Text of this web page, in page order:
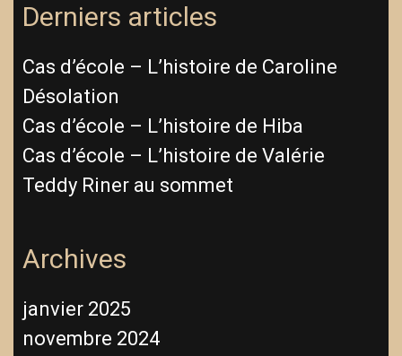
Derniers articles
Cas d’école – L’histoire de Caroline
Désolation
Cas d’école – L’histoire de Hiba
Cas d’école – L’histoire de Valérie
Teddy Riner au sommet
Archives
janvier 2025
novembre 2024